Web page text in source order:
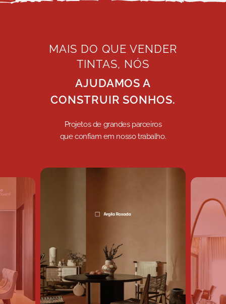
MAIS DO QUE VENDER
TINTAS, NÓS
AJUDAMOS A
CONSTRUIR SONHOS.
Projetos de grandes parceiros
que confiam em nosso trabalho.